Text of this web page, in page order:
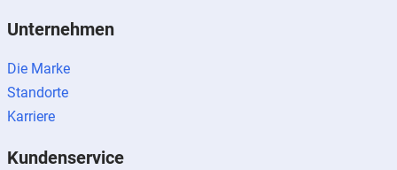
Unternehmen
Die Marke
Standorte
Karriere
Kundenservice